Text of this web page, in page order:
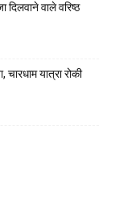
वाले वरिष्ठ
चारधाम यात्रा रोकी